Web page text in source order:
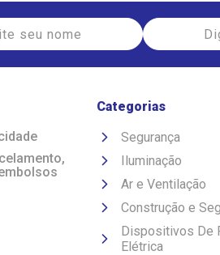
Categorias
Segurança
Iluminação
Ar e Ventilação
Construção e
Dispositivos De
Elétrica